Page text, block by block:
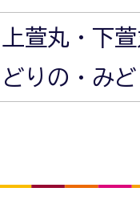
上萱丸・下
どりの・み